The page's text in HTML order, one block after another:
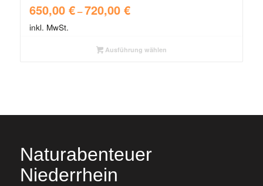
650,00 €–720,00 €
inkl. MwSt.
Ausführung wählen
Naturabenteuer
Niederrhein